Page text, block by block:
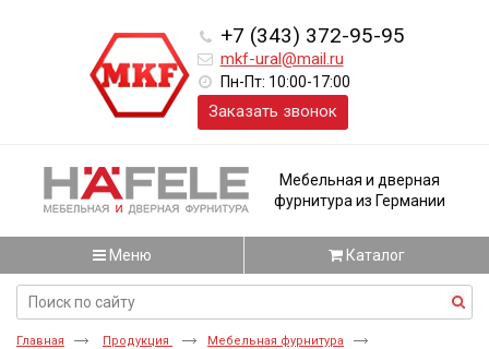
+7 (343) 372-95-95
mkf-ural@mail.ru
Пн-Пт: 10:00-17:00
Заказать звонок
Мебельная и дверная
фурнитура из Германии
Меню Каталог
Главная Продукция
Мебельная фурнитура